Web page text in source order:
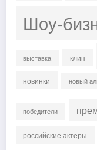
Шоу-
выставка клип
новинки новый
победители
российские актеры